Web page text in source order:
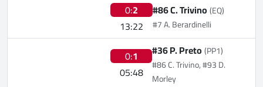
0:2
13:22
#86 C. Trivino(EQ)
#7 A. Berardinelli
0:1
05:48
#36 P. Preto (PP1)
#86 C. Trivino, #93 D.
Morley